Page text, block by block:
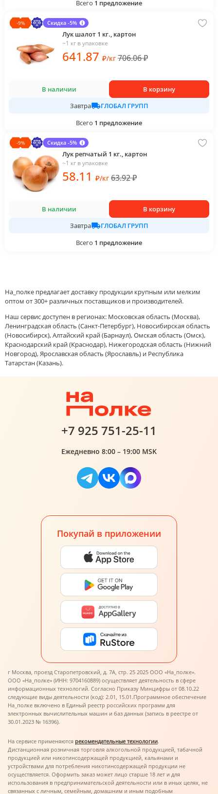
Всего 1 предложение
-9% Скидка -5%
Лук шалот 1 кг., картон
~1 кг в упаковке
641.87 ₽/кг 706.06₽
В наличии
В корзину
Завтра
ГЛОБАЛ ГРУПП
Всего 1 предложение
-9% Скидка -5%
Лук репчатый 1 кг., картон
~1 кг в упаковке
58.11 ₽/кг 63.92₽
В наличии
В корзину
Завтра
ГЛОБАЛ ГРУПП
Всего 1 предложение
На_полке предлагает доставку продукции крупным или мелким
оптом от 300+ различных поставщиков и производителей.
Наш сервис доступен в регионах: Московская область (Москва),
Ленинградская область (Санкт-Петербург), Новосибирская область
(Новосибирск), Алтайский край (Барнаул), Омская область (Омск),
Краснодарский край (Краснодар), Нижегородская область (Нижний
Новгород), Ярославская область (Ярославль) и Республика
Татарстан (Казань).
+7 925 751-25-11
Ежедневно 8:00 – 19:00 MSK
Покупай в приложении
г Москва, проезд Старопетровский, д. 7А, стр. 25 2025 ООО «На_полке».
ООО «На_полке» (ИНН: 9704160889) осуществляет деятельность в сфере
информационных технологий. Согласно Приказу Минцифры от 08.10.22
следующие виды деятельности (код): 2.01, 15.01.Программное обеспечение
На_полке включено в Единый реестр российских программ для
электронных вычислительных машин и баз данных (запись в реестре от
30.01.2023 № 16396).
На сервисе применяются рекомендательные технологии.
Дистанционная розничная торговля алкогольной продукцией, табачной
продукцией или никотинсодержащей продукцией, кальянами и
устройствами для потребления никотинсодержащей продукции не
осуществляется. Оформить заказ может лицо старше 18 лет и для
использования в предпринимательской деятельности или в иных целях, не
связанных с личным, семейным, домашним и иным подобным